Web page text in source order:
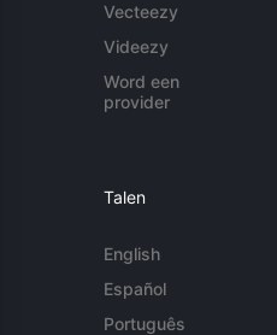
Vecteezy
Videezy
Word een
provider
Talen
English
Español
Português